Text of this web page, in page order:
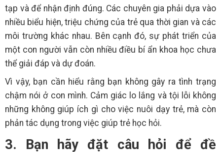
tạp và để nhận định đúng. Các chuyên gia phải dựa vào
nhiều biểu hiện, triệu chứng của trẻ qua thời gian và các
môi trường khác nhau. Bên cạnh đó, sự phát triển của
một con người vẫn còn nhiều điều bí ẩn khoa học chưa
thể giải đáp và dự đoán.
Vì vậy, bạn cần hiểu rằng bạn không gây ra tình trạng
chậm nói ở con mình. Cảm giác lo lắng và tội lỗi không
những không giúp ích gì cho việc nuôi dạy trẻ, mà còn
phản tác dụng trong việc giúp trẻ học hỏi.
3. Bạn hãy đặt câu hỏi để đề